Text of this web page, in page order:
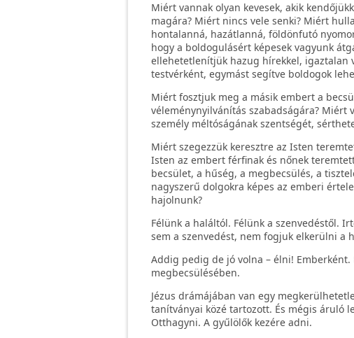
Miért vannak olyan kevesek, akik
magára? Miért nincs vele senki? Miért
hontalanná, hazátlanná, földönfutó
hogy a boldogulásért képesek vagyunk
ellehetetlenítjük hazug hírekkel, igaztalan
testvérként, egymást segítve boldogok
Miért fosztjuk meg a másik embert a
véleménynyilvánítás szabadságára?
személy méltóságának szentségét,
Miért szegezzük keresztre az Isten
Isten az embert férfinak és nőnek
becsület, a hűség, a megbecsülés, a
nagyszerű dolgokra képes az emberi
hajolnunk?
Félünk a haláltól. Félünk a szenvedéstől.
sem a szenvedést, nem fogjuk elkerülni a
Addig pedig de jó volna – élni!
megbecsülésében.
Jézus drámájában van egy
tanítványai közé tartozott. És mégis áruló
Otthagyni. A gyűlölők kezére adni.